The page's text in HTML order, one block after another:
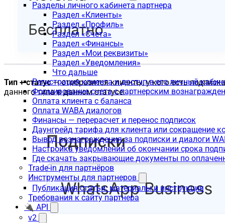
Разделы личного кабинета партнера
Раздел «Клиенты»
Раздел «Профиль»
Раздел «Счета»
Раздел «Финансы»
Раздел «Мои реквизиты»
Раздел «Уведомления»
Что дальше
Регистрация клиента и доступ в его личный
Формирование счета с партнерским
Оплата клиента с баланса
Оплата WABA диалогов
Финансы — перерасчет и перенос подписок
Даунгрейд тарифа для клиента или сокращение
Вывод вознаграждения за подписки и диалоги
Настройка уведомлений об окончании срока
Где скачать закрывающие документы по
Trade-in для партнёров
Инструменты для партнеров
Публикация статьи: материалы и инструкция
Требования к сайту партнера
🔌 API
v2
Тип + статус— отобразятся клиенты, у кого есть подписка
данного типа в данном статусе: